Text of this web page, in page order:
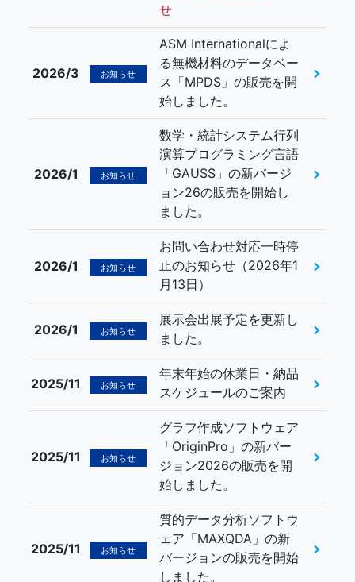
せ
2026/3 お知らせ
ASM Internationalによ
る無機材料のデータベー
ス「MPDS」の販売を開
始しました。
2026/1 お知らせ
数学・統計システム行列
演算プログラミング言語
「GAUSS」の新バージ
ョン26の販売を開始し
ました。
2026/1 お知らせ
お問い合わせ対応一時停
止のお知らせ（2026年1
月13日）
2026/1 お知らせ
展示会出展予定を更新し
ました。
2025/11 お知らせ
年末年始の休業日・納品
スケジュールのご案内
2025/11 お知らせ
グラフ作成ソフトウェア
「OriginPro」の新バー
ジョン2026の販売を開
始しました。
2025/11 お知らせ
質的データ分析ソフトウ
ェア「MAXQDA」の新
バージョンの販売を開始
しました。